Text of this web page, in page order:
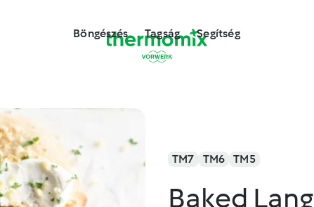
Böngészés Tagság Segítség
TM7 TM6 TM5
Baked